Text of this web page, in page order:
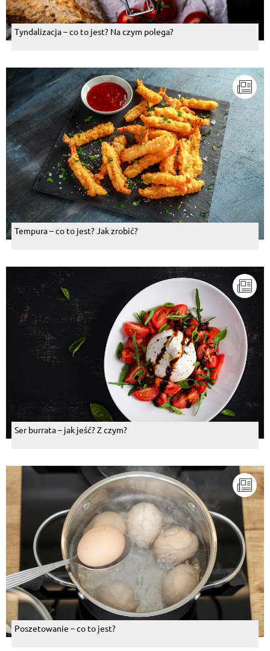
Tyndalizacja – co to jest? Na czym polega?
Tempura – co to jest? Jak zrobić?
Ser burrata – jak jeść? Z czym?
Poszetowanie – co to jest?